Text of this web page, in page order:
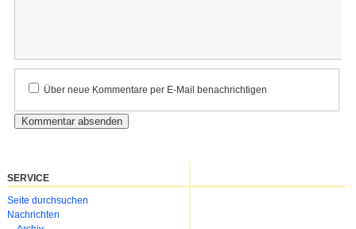
Kommentar
Über neue Kommentare per E-Mail benachrichtigen
SERVICE
Navigation
überspringen
Seite durchsuchen
Nachrichten